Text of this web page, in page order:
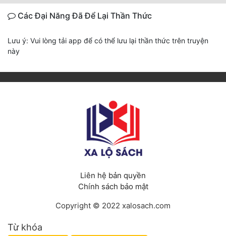
Các Đại Năng Đã Để Lại Thần Thức
Lưu ý: Vui lòng tải app để có thể lưu lại thần thức trên truyện
này
Liên hệ bản quyền
Chính sách bảo mật
Copyright © 2022 xalosach.com
Từ khóa